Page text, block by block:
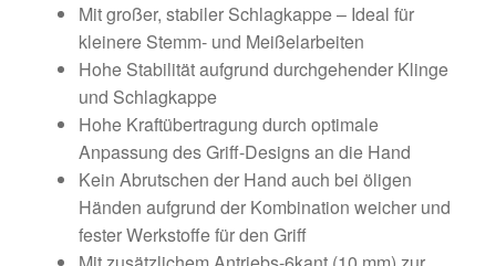
Mit großer, stabiler Schlagkappe – Ideal für
kleinere Stemm- und Meißelarbeiten
Hohe Stabilität aufgrund durchgehender Klinge
und Schlagkappe
Hohe Kraftübertragung durch optimale
Anpassung des Griff-Designs an die Hand
Kein Abrutschen der Hand auch bei öligen
Händen aufgrund der Kombination weicher und
fester Werkstoffe für den Griff